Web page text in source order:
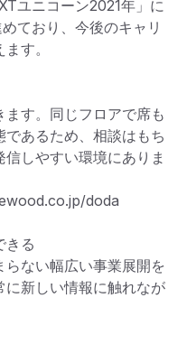
ユニコーン2021年」に
ており、今後のキャリ
す。
す。同じフロアで席も
あるため、相談はもち
しやすい環境にありま
doda
きる
ない幅広い事業展開を
に新しい情報に触れなが